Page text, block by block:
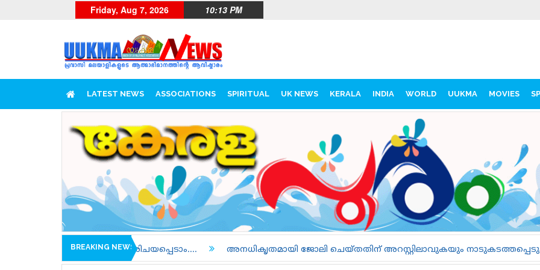
Friday, Aug 7, 2026 10:13 PM
LATEST NEWS ASSOCIATIONS SPIRITUAL UK NEWS KERALA INDIA WORLD UUKMA MOVIES
BREAKING NEWS
പരിചയപ്പെടാം.... അനധികൃതമായി ജോലി ചെയ്തതിന് അറസ്റ്റിലാവുകയും നാടുകടത്തപ്പെടുകയും